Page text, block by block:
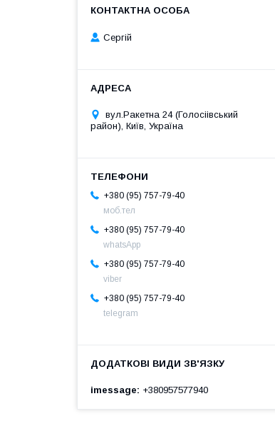
Сергій
вул.Ракетна 24 (Голосіівський
район), Київ, Україна
+380 (95) 757-79-40
моб.тел
+380 (95) 757-79-40
whatsApp
+380 (95) 757-79-40
viber
+380 (95) 757-79-40
telegram
imessage +380957577940